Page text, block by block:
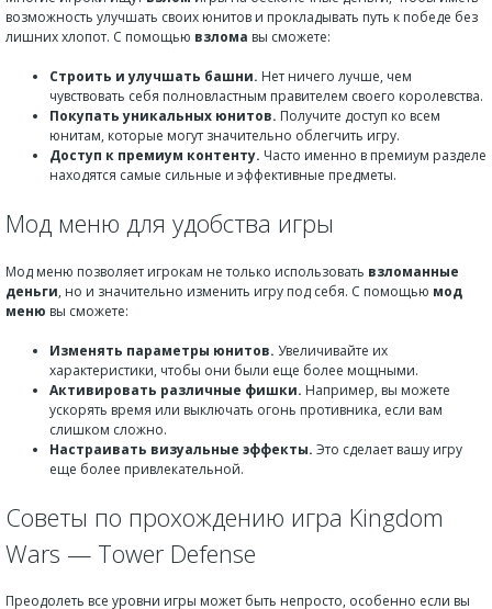
возможность улучшать своих юнитов и прокладывать путь к победе без
лишних хлопот. С помощью взлома вы сможете:
Строить и улучшать башни. Нет ничего лучше, чем
чувствовать себя полновластным правителем своего королевства.
Покупать уникальных юнитов. Получите доступ ко всем
юнитам, которые могут значительно облегчить игру.
Доступ к премиум контенту. Часто именно в премиум разделе
находятся самые сильные и эффективные предметы.
Мод меню для удобства игры
Мод меню позволяет игрокам не только использовать взломанные
деньги, но и значительно изменить игру под себя. С помощью мод
меню вы сможете:
Изменять параметры юнитов. Увеличивайте их
характеристики, чтобы они были еще более мощными.
Активировать различные фишки. Например, вы можете
ускорять время или выключать огонь противника, если вам
слишком сложно.
Настраивать визуальные эффекты. Это сделает вашу игру
еще более привлекательной.
Советы по прохождению игра Kingdom
Wars — Tower Defense
Преодолеть все уровни игры может быть непросто, особенно если вы